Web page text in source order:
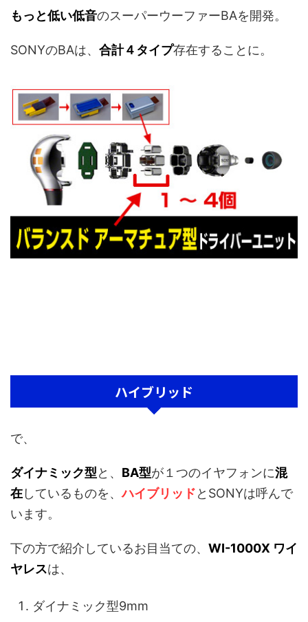
もっと低い低音のスーパーウーファーBAを開発。
SONYのBAは、 合計４タイプ存在することに。
ハイブリッド
で、
ダイナミック型と、 BA型が１つのイヤフォンに混
在しているものを、ハイブリッドとSONYは呼んで
います。
下の方で紹介しているお目当ての、 WI-1000X ワイ
ヤレスは、
ダイナミック型9mm